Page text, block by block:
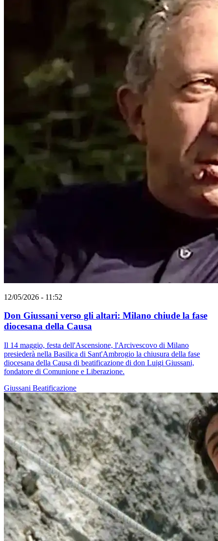
12/05/2026 - 11:52
Don Giussani verso gli altari: Milano chiude la fase
diocesana della Causa
Il 14 maggio, festa dell'Ascensione, l'Arcivescovo di Milano
presiederà nella Basilica di Sant'Ambrogio la chiusura della fase
diocesana della Causa di beatificazione di don Luigi Giussani,
fondatore di Comunione e Liberazione.
Giussani Beatificazione